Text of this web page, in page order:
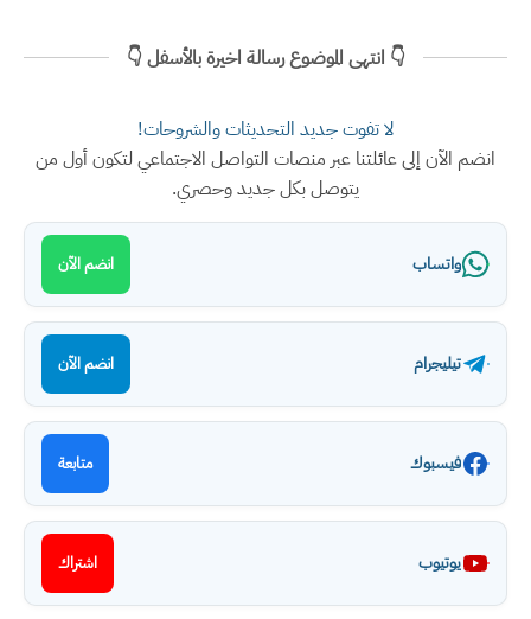
👇 انتهى الموضوع رسالة اخيرة بالأسفل 👇
لا تفوت جديد التحديثات والشروحات!
انضم الآن إلى عائلتنا عبر منصات التواصل الاجتماعي لتكون أول من
يتوصل بكل جديد وحصري.
واتساب انضم الآن
تيليجرام انضم الآن
فيسبوك متابعة
يوتيوب اشتراك